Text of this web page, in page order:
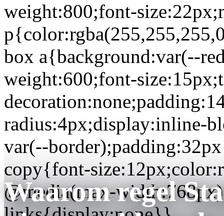
weight:800;font-
box a{background:var(--
weight:600;font-
radius:4px;display:inline-
var(--
copy{font-
@media(max-
Waarom regel